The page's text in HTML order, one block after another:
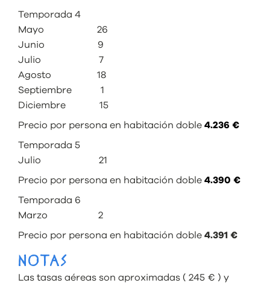
Temporada 4
Mayo 26
Junio 9
Julio 7
Agosto 18
Septiembre 1
Diciembre 15
Precio por persona en habitación doble 4.236 €
Temporada 5
Julio 21
Precio por persona en habitación doble 4.390 €
Temporada 6
Marzo 2
Precio por persona en habitación doble 4.391 €
NOTAS
Las tasas aéreas son aproximadas ( 245 € ) y